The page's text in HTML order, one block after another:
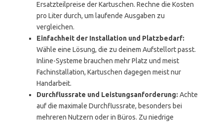
Ersatzteilpreise der Kartuschen. Rechne die Kosten
pro Liter durch, um laufende Ausgaben zu
vergleichen.
Einfachheit der Installation und Platzbedarf:
Wähle eine Lösung, die zu deinem Aufstellort passt.
Inline-Systeme brauchen mehr Platz und meist
Fachinstallation, Kartuschen dagegen meist nur
Handarbeit.
Durchflussrate und Leistungsanforderung: Achte
auf die maximale Durchflussrate, besonders bei
mehreren Nutzern oder in Büros. Zu niedrige